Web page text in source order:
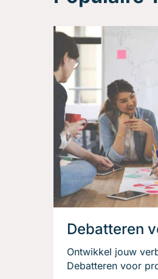
Debatteren
Ontwikkel jouw
Debatteren voor